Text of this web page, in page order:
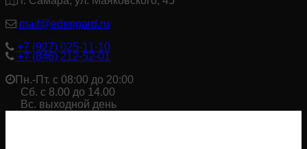
mail@edengard.ru
+7 (927) 025-11-10
+7 (846) 212-52-01
Пн.-Пт. с 08:00 до 20:00
Сб. с 8.00 до 14.00
Вс. выходной день